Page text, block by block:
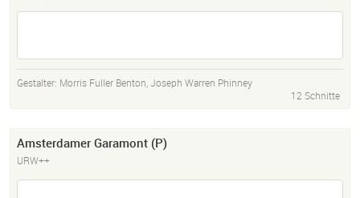
Gestalter: Morris Fuller Benton,Joseph Warren Phinney
12 Schnitte
Amsterdamer Garamont (P)
URW++